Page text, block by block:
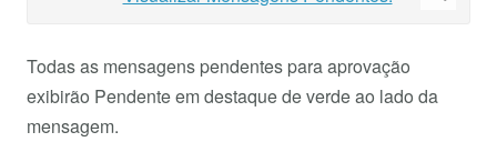
Todas as mensagens pendentes para aprovação
exibirão Pendente em destaque de verde ao lado da
mensagem.